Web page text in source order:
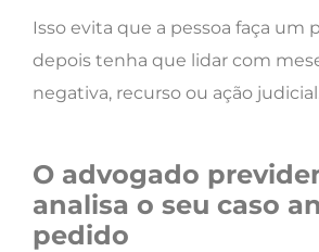
Isso evita que a pessoa faça um
depois tenha que lidar com
negativa, recurso ou ação judicial.
O advogado
analisa o seu caso
pedido